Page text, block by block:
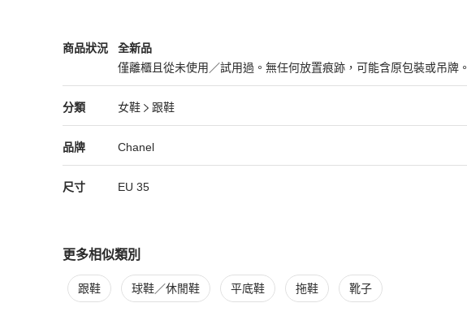
商品狀況
Chanel女鞋商品狀態與細節
全新品
僅離櫃且從未使用／試用過。無任何放置痕跡，可能含原包裝或吊牌。
全新品
分類
Chanel 女鞋分類資訊
女鞋
跟鞋
女鞋/跟鞋推薦
品牌
Chanel 精品女鞋品牌介紹
Chanel
Chanel 推薦清單
尺寸 EU 35
更多相似類別
更多Chanel 女鞋 相似商品推薦
跟鞋 球鞋／休閒鞋 平底鞋 拖鞋 靴子